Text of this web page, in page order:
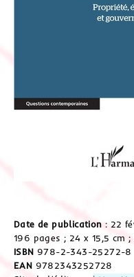
Date de publication : 22
196 pages ; 24 x 15,5 cm ;
ISBN 978-2-343-25272-8
EAN 9782343252728